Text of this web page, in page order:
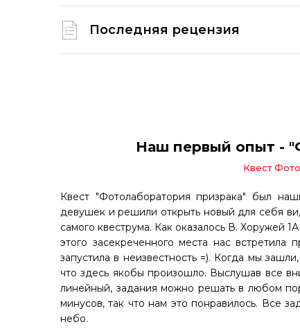
Последняя рецензия
Наш первый опыт -
Квест
Квест "Фотолаборатория призрака" был
девушек и решили открыть новый для себя
самого квеструма. Как оказалось В. Хоружей
этого засекреченного места нас встретила
запустила в неизвестность =). Когда мы
что здесь якобы произошло. Выслушав все
линейный, задания можно решать в любом
минусов, так что нам это понравилось. Все
небо.